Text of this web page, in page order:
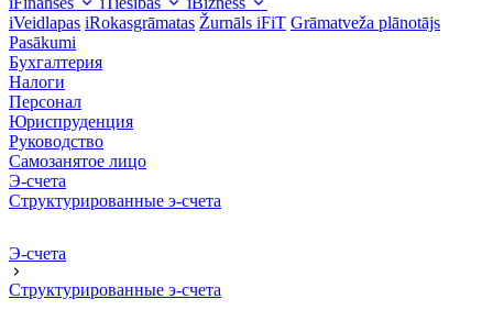
iVeidlapas iRokasgrāmatas Žurnāls iFiT Grāmatveža plānotājs
Pasākumi
Бухгалтерия
Налоги
Персонал
Юриспруденция
Руководство
Самозанятое лицо
Э-счета
Структурированные э-счета
Э-счета
Структурированные э-счета